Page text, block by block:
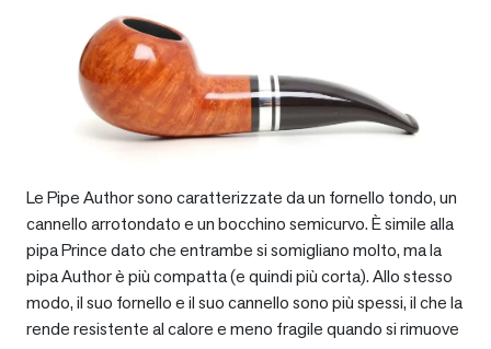
Le Pipe Author sono caratterizzate da un fornello tondo, un
cannello arrotondato e un bocchino semicurvo. È simile alla
pipa Prince dato che entrambe si somigliano molto, ma la
pipa Author è più compatta (e quindi più corta). Allo stesso
modo, il suo fornello e il suo cannello sono più spessi, il che la
rende resistente al calore e meno fragile quando si rimuove